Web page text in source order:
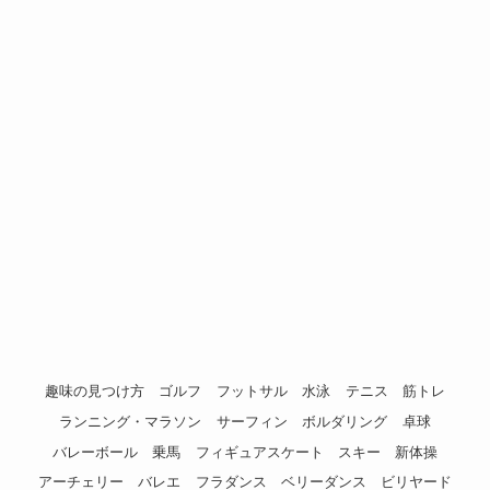
趣味の見つけ方 ゴルフ フットサル 水泳 テニス
筋トレ
ランニング・マラソン
サーフィン ボルダリング
卓球
バレーボール
乗馬 フィギュアスケート スキー
新体操
アーチェリー
バレエ フラダンス ベリーダンス ビリヤード